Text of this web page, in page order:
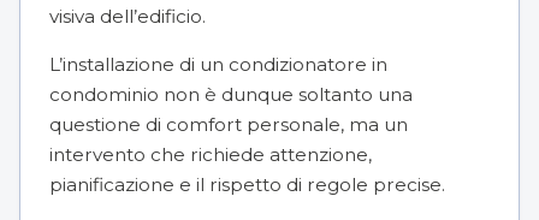
visiva dell’edificio.
L’installazione di un condizionatore in
condominio non è dunque soltanto una
questione di comfort personale, ma un
intervento che richiede attenzione,
pianificazione e il rispetto di regole precise.